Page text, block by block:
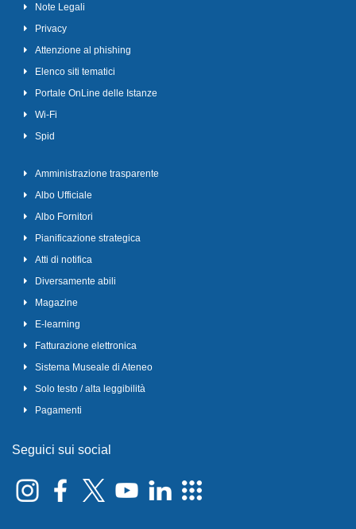
Note Legali
Privacy
Attenzione al phishing
Elenco siti tematici
Portale OnLine delle Istanze
Wi-Fi
Spid
Amministrazione trasparente
Albo Ufficiale
Albo Fornitori
Pianificazione strategica
Atti di notifica
Diversamente abili
Magazine
E-learning
Fatturazione elettronica
Sistema Museale di Ateneo
Solo testo / alta leggibilità
Pagamenti
Seguici sui social